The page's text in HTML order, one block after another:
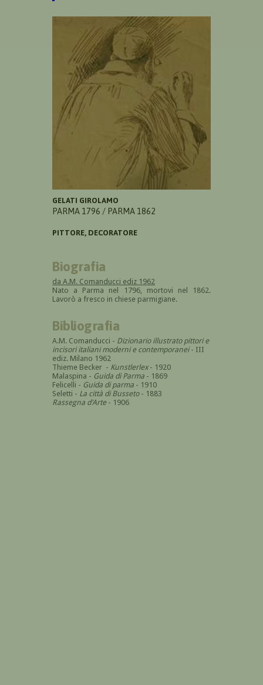
GELATI GIROLAMO
PARMA 1796 / PARMA 1862
PITTORE, DECORATORE
Biografia
da A.M. Comanducci ediz 1962
Nato a Parma nel 1796, mortovi nel 1862.
Lavorò a fresco in chiese parmigiane.
Bibliografia
A.M. Comanducci - Dizionario illustrato pittori e
incisori italiani moderni e contemporanei- III
ediz. Milano 1962
Thieme Becker - Kunstlerlex- 1920
Malaspina - Guida di Parma - 1869
Felicelli - Guida di parma - 1910
Seletti - La città di Busseto- 1883
Rassegna d'Arte - 1906